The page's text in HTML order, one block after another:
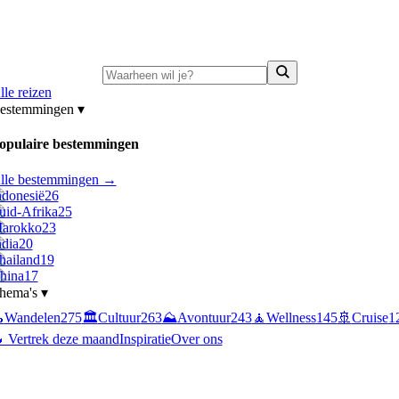
reizen
▾
bestemmingen
bestemmingen →
26
Afrika25
23
20
19
17
▾
Wandelen275🏛️Cultuur263⛰️Avontuur243🧘Wellness145🚢 Cruise
Vertrek deze maandInspiratieOver ons